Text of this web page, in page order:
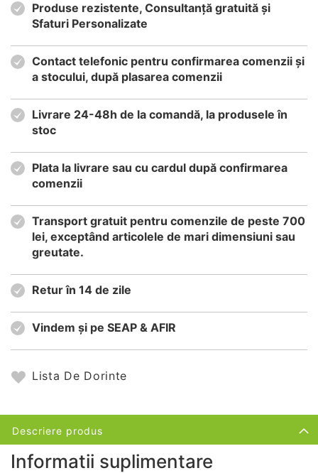
Produse rezistente, Consultanță gratuită și
Sfaturi Personalizate
Contact telefonic pentru confirmarea comenzii și
a stocului, după plasarea comenzii
Livrare 24-48h de la comandă, la produsele în
stoc
Plata la livrare sau cu cardul după confirmarea
comenzii
Transport gratuit pentru comenzile de peste 700
lei, exceptând articolele de mari dimensiuni sau
greutate.
Retur în 14 de zile
Vindem și pe SEAP & AFIR
Lista De Dorinte
Descriere produs
Informatii suplimentare